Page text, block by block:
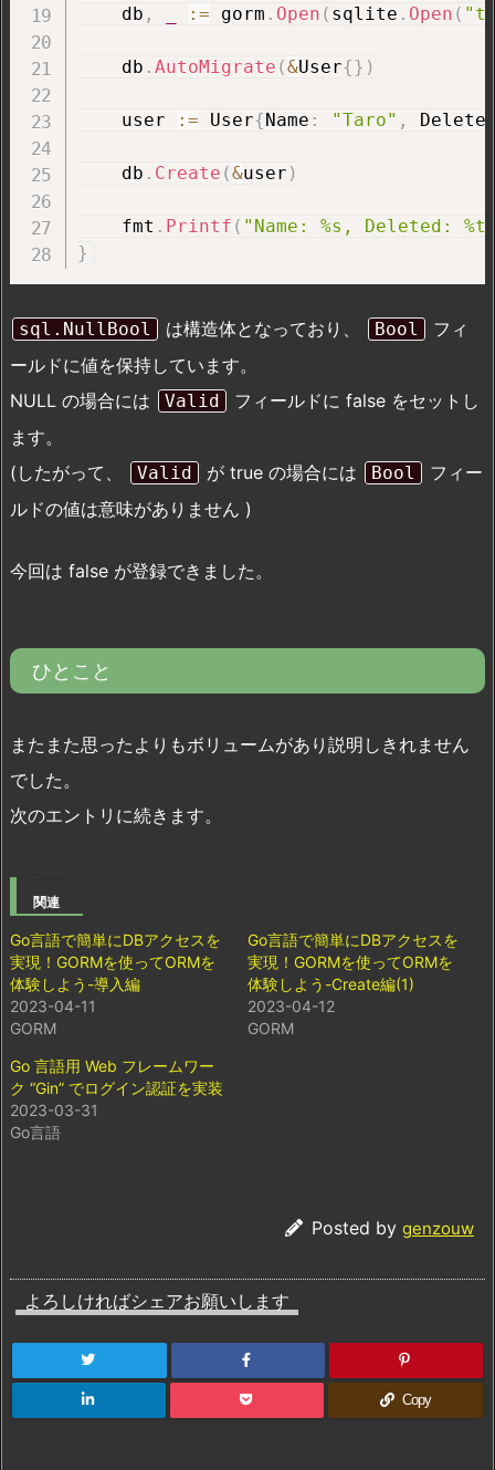
    db
, := gorm . Open ( sqlite . Open (
    db
. AutoMigrate (&User{} )
    user
:= User{ Name : "Taro" ,
    db
. Create (&user )
    fmt
. Printf ( "Name: %s, Deleted:
}
sql.NullBool は構造体となっており、 Bool
フィ
ールドに値を保持しています。
NULL の場合には
Valid
フィールドに false をセットし
ます。
(したがって、
Valid が true の場合には Bool
フィー
ルドの値は意味がありません )
今回は false が登録できました。
ひとこと
またまた思ったよりもボリュームがあり説明しきれません
でした。
次のエントリに続きます。
関連
Go言語で簡単にDBアクセスを
実現！GORMを使ってORMを
体験しよう-導入編
2023-04-11
GORM
Go言語で簡単にDBアクセスを
実現！GORMを使ってORMを
体験しよう-Create編(1)
2023-04-12
GORM
Go 言語用 Web フレームワー
ク “Gin” でログイン認証を実装
2023-03-31
Go言語
Posted by genzouw
よろしければシェアお願いします
Copy